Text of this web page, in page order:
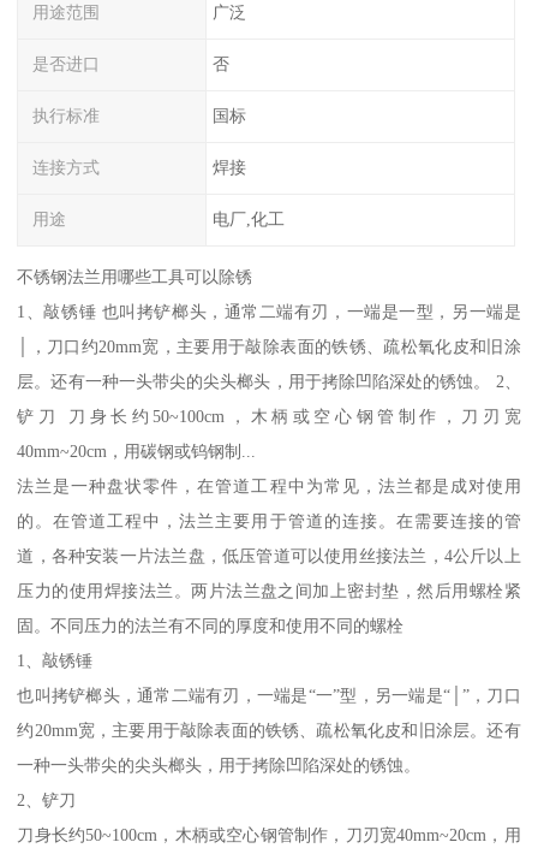
用途范围 广泛
是否进口 否
执行标准 国标
连接方式 焊接
用途 电厂,化工
不锈钢法兰用哪些工具可以除锈
1、敲锈锤 也叫拷铲榔头，通常二端有刃，一端是一型，另一端是
│，刀口约20mm宽，主要用于敲除表面的铁锈、疏松氧化皮和旧涂
层。还有一种一头带尖的尖头榔头，用于拷除凹陷深处的锈蚀。 2、
铲刀 刀身长约50~100cm，木柄或空心钢管制作，刀刃宽
40mm~20cm，用碳钢或钨钢制...
法兰是一种盘状零件，在管道工程中为常见，法兰都是成对使用
的。在管道工程中，法兰主要用于管道的连接。在需要连接的管
道，各种安装一片法兰盘，低压管道可以使用丝接法兰，4公斤以上
压力的使用焊接法兰。两片法兰盘之间加上密封垫，然后用螺栓紧
固。不同压力的法兰有不同的厚度和使用不同的螺栓
1、敲锈锤
也叫拷铲榔头，通常二端有刃，一端是“一”型，另一端是“│”，刀口
约20mm宽，主要用于敲除表面的铁锈、疏松氧化皮和旧涂层。还有
一种一头带尖的尖头榔头，用于拷除凹陷深处的锈蚀。
2、铲刀
刀身长约50~100cm，木柄或空心钢管制作，刀刃宽40mm~20cm，用